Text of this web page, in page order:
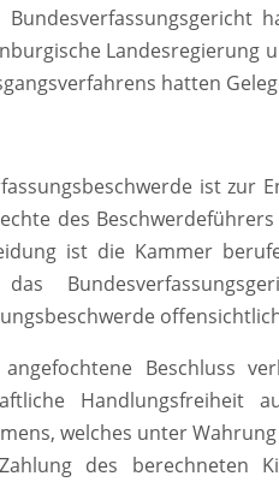
Bundesverfassungsgericht
Landesregierung
hatten
ist zur
des
ist die Kammer
Beschluss
welches unter
des berechneten